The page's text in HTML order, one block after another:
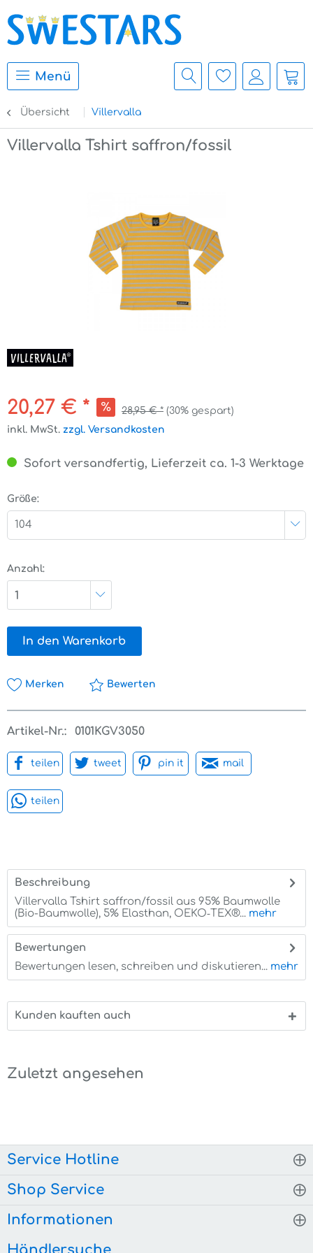
Menü
Übersicht Villervalla
Villervalla Tshirt saffron/fossil
20,27 € * 28,95 € * (30% gespart)
inkl. MwSt. zzgl. Versandkosten
Sofort versandfertig, Lieferzeit ca. 1-3 Werktage
Größe:
104
Anzahl:
1
In den Warenkorb
Merken Bewerten
Artikel-Nr.: 0101KGV3050
teilen tweet pin it mail
teilen
Beschreibung
Villervalla Tshirt saffron/fossil aus 95% Baumwolle
(Bio-Baumwolle), 5% Elasthan, OEKO‑TEX®... mehr
Bewertungen
Bewertungen lesen, schreiben und diskutieren... mehr
Kunden kauften auch
Zuletzt angesehen
Service Hotline
Shop Service
Informationen